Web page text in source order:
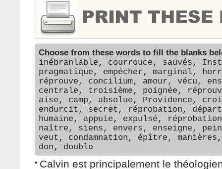
Choose from these words to fill the blanks
inébranlable, courrouce, sauvés,
pragmatique, empécher, marginal,
réprouve, concilium, amour, vécu,
centrale, troisième, poignée,
aise, camp, absolue, Providence,
endurcit, secret, réprobation,
humaine, appuie, expulsé,
naître, siens, envers, enseigne,
veut, condamnation, épître,
don, double
• Calvin est principalement le